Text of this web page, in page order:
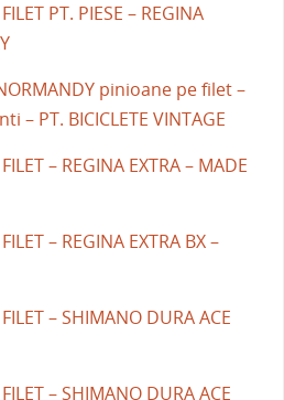
PT. PIESE – REGINA
pinioane pe filet –
– PT. BICICLETE VINTAGE
– REGINA EXTRA – MADE
– REGINA EXTRA BX –
– SHIMANO DURA ACE
– SHIMANO DURA ACE